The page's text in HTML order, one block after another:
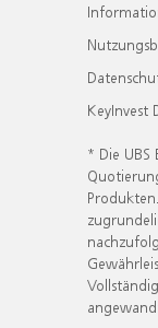
KeyInvest
* Die